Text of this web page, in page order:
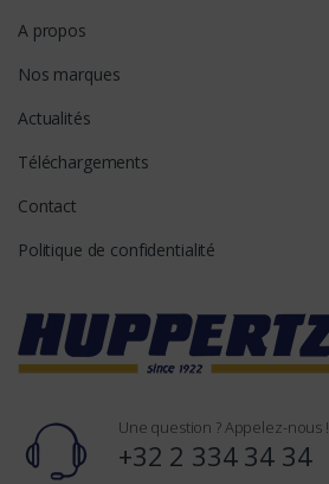
A propos
Nos marques
Actualités
Téléchargements
Contact
Politique de confidentialité
Une question ? Appelez-nous !
+32 2 334 34 34